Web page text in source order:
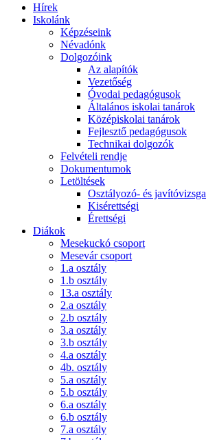
Hírek
Iskolánk
Képzéseink
Névadónk
Dolgozóink
Az alapítók
Vezetőség
Óvodai pedagógusok
Általános iskolai tanárok
Középiskolai tanárok
Fejlesztő pedagógusok
Technikai dolgozók
Felvételi rendje
Dokumentumok
Letöltések
Osztályozó- és javítóvizsga
Kisérettségi
Érettségi
Diákok
Mesekuckó csoport
Mesevár csoport
1.a osztály
1.b osztály
13.a osztály
2.a osztály
2.b osztály
3.a osztály
3.b osztály
4.a osztály
4b. osztály
5.a osztály
5.b osztály
6.a osztály
6.b osztály
7.a osztály